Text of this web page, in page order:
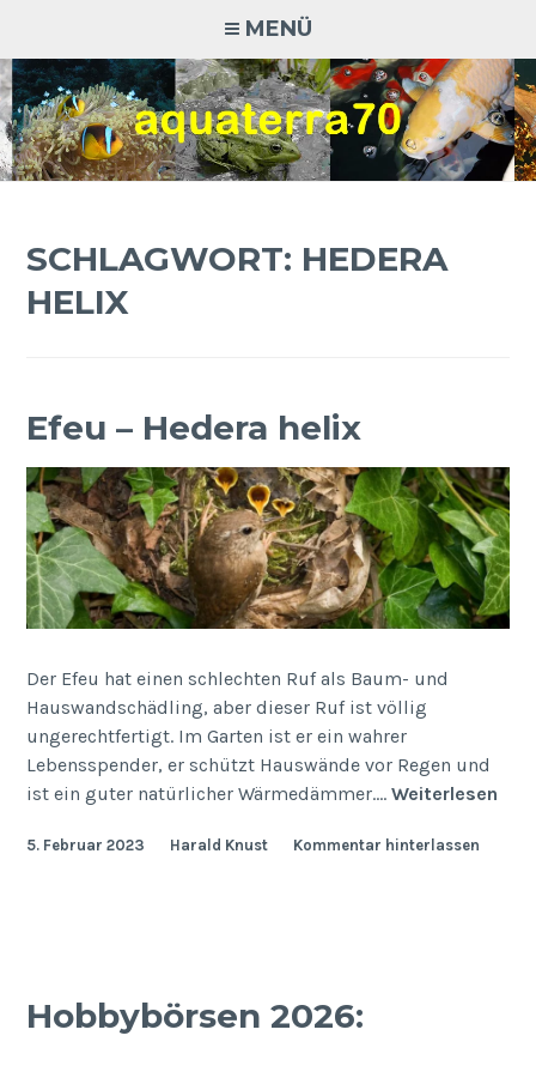
springen
MENÜ
AQUATERRA70
Aquaristik · Terraristik · Natur- und Artenschutz
SCHLAGWORT: HEDERA
HELIX
Efeu – Hedera helix
Der Efeu hat einen schlechten Ruf als Baum- und
Hauswandschädling, aber dieser Ruf ist völlig
ungerechtfertigt. Im Garten ist er ein wahrer
Lebensspender, er schützt Hauswände vor Regen und
ist ein guter natürlicher Wärmedämmer.…Weiterlesen
5. Februar 2023 Harald Knust Kommentar hinterlassen
Hobbybörsen 2026: